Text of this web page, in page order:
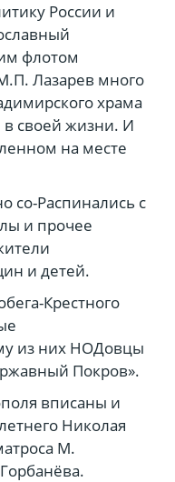
России и
флотом
Лазарев много
храма
в своей жизни. И
на месте
со-Распинались с
и прочее
и детей.
Крестного
из них НОДовцы
Покров».
вписаны и
Николая
М.